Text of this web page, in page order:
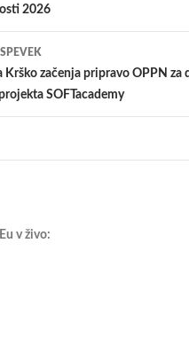
2026
Krško začenja pripravo OPPN za
SOFTacademy
v živo: